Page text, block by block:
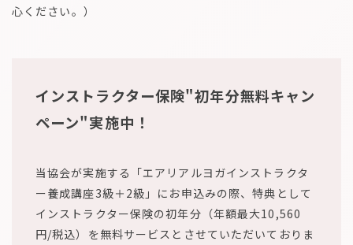
心ください。）
インストラクター保険"初年分無料キャン
ペーン"実施中！
当協会が実施する「エアリアルヨガインストラクタ
ー養成講座3級＋2級」にお申込みの際、特典として
インストラクター保険の初年分（年額最大10,560
円/税込）を無料サービスとさせていただいておりま